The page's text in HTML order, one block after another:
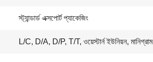
স্ট্যান্ডার্ড এক্সপোর্ট প্যাকেজিং
L/C, D/A, D/P, T/T, ওয়েস্টার্ন ইউনিয়ন, মানিগ্রাম